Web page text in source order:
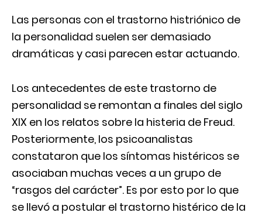
Las personas con el trastorno histriónico de
la personalidad suelen ser demasiado
dramáticas y casi parecen estar actuando.
Los antecedentes de este trastorno de
personalidad se remontan a finales del siglo
XIX en los relatos sobre la histeria de Freud.
Posteriormente, los psicoanalistas
constataron que los síntomas histéricos se
asociaban muchas veces a un grupo de
“rasgos del carácter”. Es por esto por lo que
se llevó a postular el trastorno histérico de la